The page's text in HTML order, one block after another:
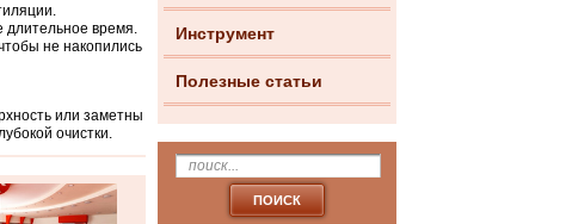
Инструмент
Полезные статьи
длительное время.
не накопились
или заметны
очистки.